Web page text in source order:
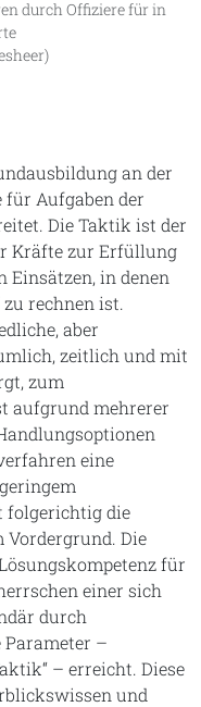
durch Offiziere für in
an der
Aufgaben der
Die Taktik ist der
Kräfte zur Erfüllung
Einsätzen, in denen
rechnen ist.
aber
zeitlich und mit
zum
aufgrund mehrerer
eine
folgerichtig die
Die
für
einer sich
durch
–
– erreicht. Diese
und